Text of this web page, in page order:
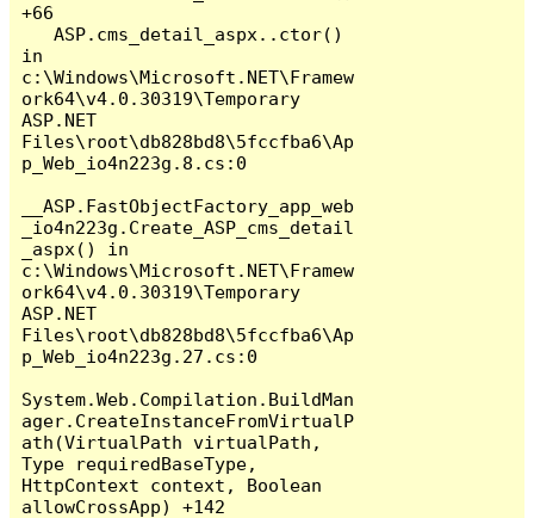
+66
   ASP.cms_detail_aspx..ctor()
in
c:\Windows\Microsoft.NET\Framew
ork64\v4.0.30319\Temporary
ASP.NET
Files\root\db828bd8\5fccfba6\Ap
p_Web_io4n223g.8.cs:0
__ASP.FastObjectFactory_app_web
_io4n223g.Create_ASP_cms_detail
_aspx() in
c:\Windows\Microsoft.NET\Framew
ork64\v4.0.30319\Temporary
ASP.NET
Files\root\db828bd8\5fccfba6\Ap
p_Web_io4n223g.27.cs:0
System.Web.Compilation.BuildMan
ager.CreateInstanceFromVirtualP
ath(VirtualPath virtualPath,
Type requiredBaseType,
HttpContext context, Boolean
allowCrossApp) +142